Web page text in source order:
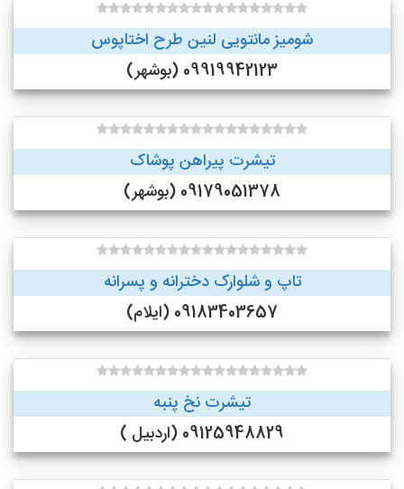
شومیز مانتویی لنین طرح اختاپوس
09919942123 (بوشهر)
تیشرت پیراهن پوشاک
09179051378 (بوشهر)
تاپ و شلوارک دخترانه و پسرانه
09183403657 (ایلام)
تیشرت نخ پنبه
09125948829 (اردبیل )